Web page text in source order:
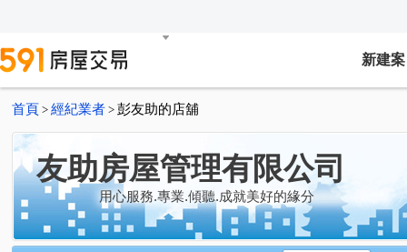
新建案
首頁 > 經紀業者 > 彭友助的店舖
友助房屋管理有限公司
用心服務.專業.傾聽.成就美好的緣分